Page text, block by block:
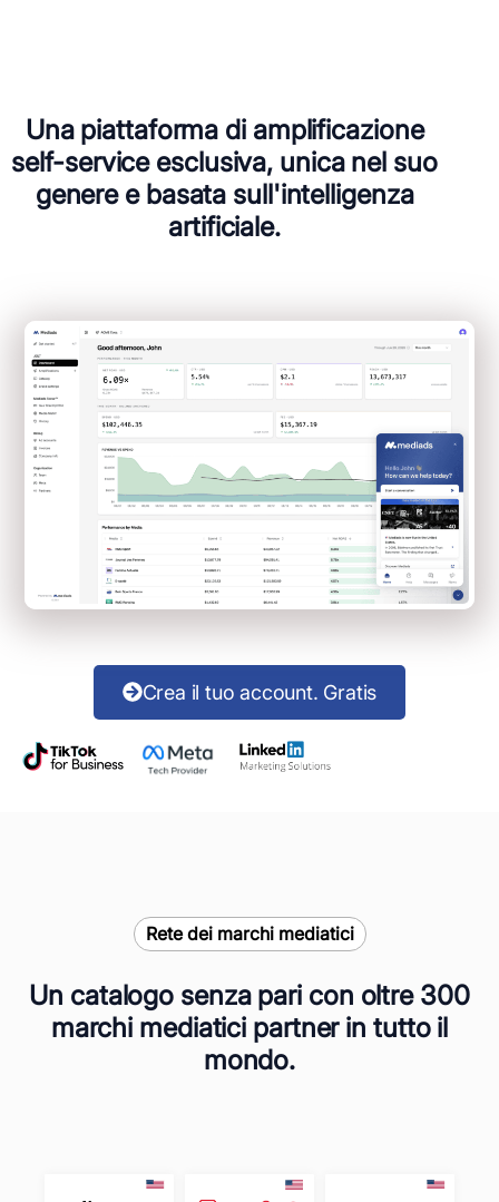
Una piattaforma di amplificazione
self-service esclusiva, unica nel suo
genere e basata sull'intelligenza
artificiale.
Crea il tuo account. Gratis
Rete dei marchi mediatici
Un catalogo senza pari con oltre 300
marchi mediatici partner in tutto il
mondo.